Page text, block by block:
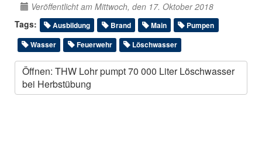
Veröffentlicht am Mittwoch, den 17. Oktober 2018
Tags:
Ausbildung Brand Main
Pumpen
Wasser
Feuerwehr Löschwasser
Öffnen: THW Lohr pumpt 70 000 Liter Löschwasser
bei Herbstübung